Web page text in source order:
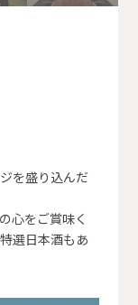
を盛り込んだ
心をご賞味く
選日本酒もあ